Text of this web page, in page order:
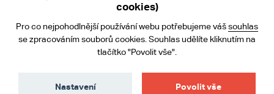
Obchodní podmínky
Ochrana osobních údajů
cookies)
Pro co nejpohodlnější používání webu potřebujeme vášsouhlas
se zpracováním souborů cookies. Souhlas udělíte kliknutím na
tlačítko "Povolit vše".
Povolit vše
Nastavení